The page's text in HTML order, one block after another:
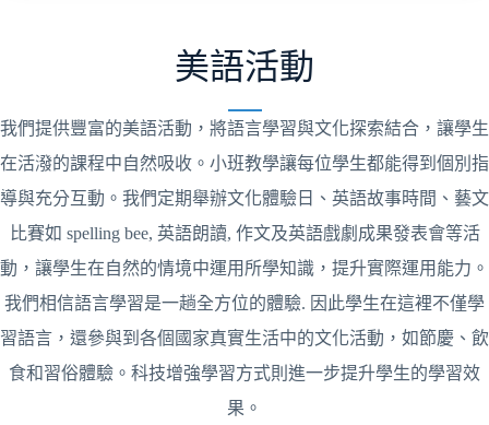
美語活動
我們提供豐富的美語活動，將語言學習與文化探索結合，讓學生
在活潑的課程中自然吸收。小班教學讓每位學生都能得到個別指
導與充分互動。我們定期舉辦文化體驗日、英語故事時間、藝文
比賽如 spelling bee, 英語朗讀, 作文及英語戲劇成果發表會等活
動，讓學生在自然的情境中運用所學知識，提升實際運用能力。
我們相信語言學習是一趟全方位的體驗. 因此學生在這裡不僅學
習語言，還參與到各個國家真實生活中的文化活動，如節慶、飲
食和習俗體驗。科技增強學習方式則進一步提升學生的學習效
果。